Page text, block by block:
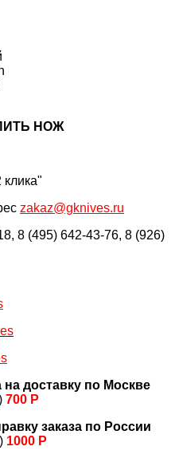
НОЖ
клика"
zakaz@gknives.ru
8 (495) 642-43-76, 8 (926)
доставку по Москве
700 Р
заказа по России
1000 Р